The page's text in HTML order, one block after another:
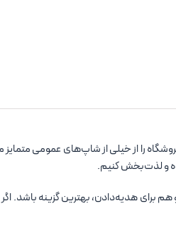
را از خیلی از شاپ‌های عمومی متمایز
و لذت‌بخش کنیم.
هدیه‌دادن، بهترین گزینه باشد. اگر